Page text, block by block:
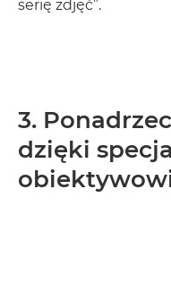
serię zdjęć”.
3.
dzięki